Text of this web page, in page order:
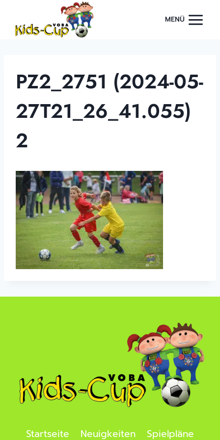
springen
MENÜ
PZ2_2751 (2024-05-
27T21_26_41.055)
2
Startseite Neuigkeiten Spielpläne